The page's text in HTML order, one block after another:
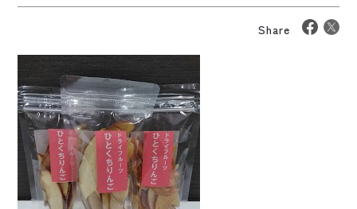
Share